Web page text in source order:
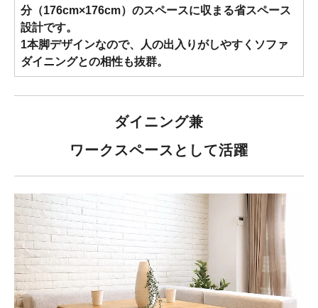
分（176cm×176cm）のスペースに収まる省スペース
設計です。
1本脚デザインなので、人の出入りがしやすくソファ
ダイニングとの相性も抜群。
ダイニング兼
ワークスペースとして活躍